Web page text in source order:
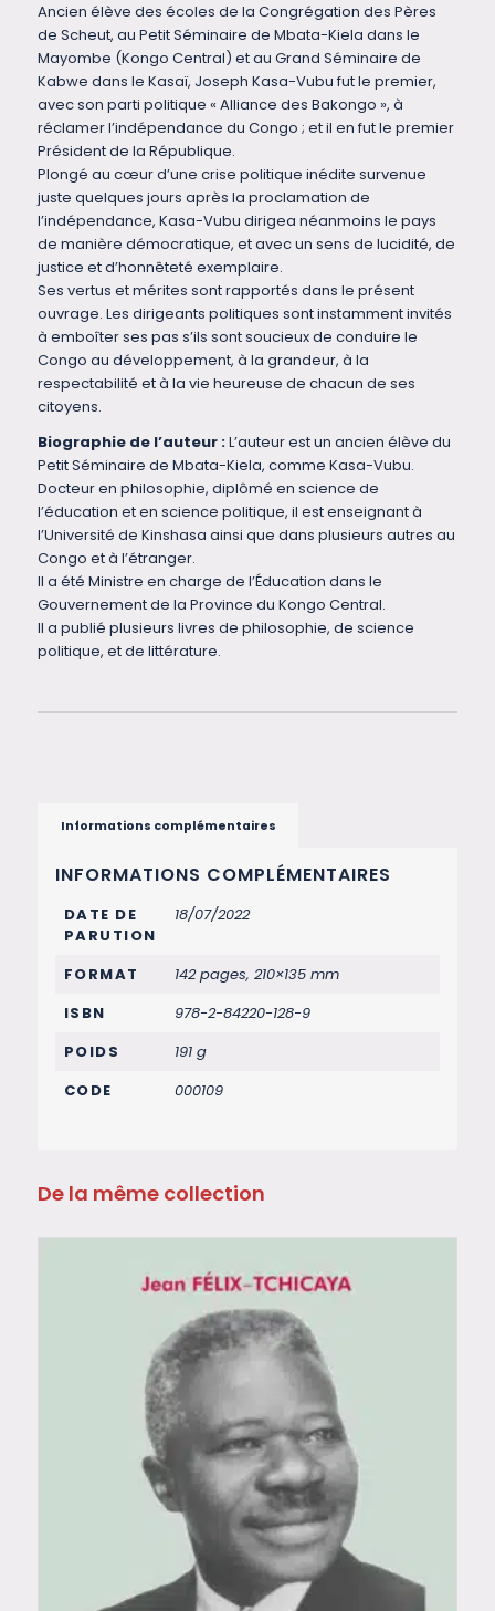
Ancien élève des écoles de la Congrégation des Pères
de Scheut, au Petit Séminaire de Mbata-Kiela dans le
Mayombe (Kongo Central) et au Grand Séminaire de
Kabwe dans le Kasaï, Joseph Kasa-Vubu fut le premier,
avec son parti politique « Alliance des Bakongo », à
réclamer l’indépendance du Congo ; et il en fut le premier
Président de la République.
Plongé au cœur d’une crise politique inédite survenue
juste quelques jours après la proclamation de
l’indépendance, Kasa-Vubu dirigea néanmoins le pays
de manière démocratique, et avec un sens de lucidité, de
justice et d’honnêteté exemplaire.
Ses vertus et mérites sont rapportés dans le présent
ouvrage. Les dirigeants politiques sont instamment invités
à emboîter ses pas s’ils sont soucieux de conduire le
Congo au développement, à la grandeur, à la
respectabilité et à la vie heureuse de chacun de ses
citoyens.
Biographie de l’auteur :L’auteur est un ancien élève du
Petit Séminaire de Mbata-Kiela, comme Kasa-Vubu.
Docteur en philosophie, diplômé en science de
l’éducation et en science politique, il est enseignant à
l’Université de Kinshasa ainsi que dans plusieurs autres au
Congo et à l’étranger.
Il a été Ministre en charge de l’Éducation dans le
Gouvernement de la Province du Kongo Central.
Il a publié plusieurs livres de philosophie, de science
politique, et de littérature.
Informations complémentaires
INFORMATIONS COMPLÉMENTAIRES
DATE DE
PARUTION
18/07/2022
FORMAT
142 pages, 210×135 mm
ISBN
978-2-84220-128-9
POIDS
191 g
CODE
000109
De la même collection